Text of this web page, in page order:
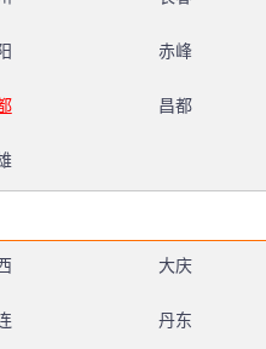
赤峰
昌都
大庆
丹东